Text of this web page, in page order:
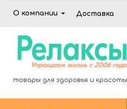
О компании Доставка
товары для здоровья и красоты